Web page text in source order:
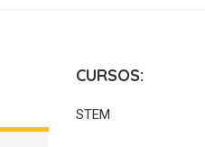
CURSOS:
STEM